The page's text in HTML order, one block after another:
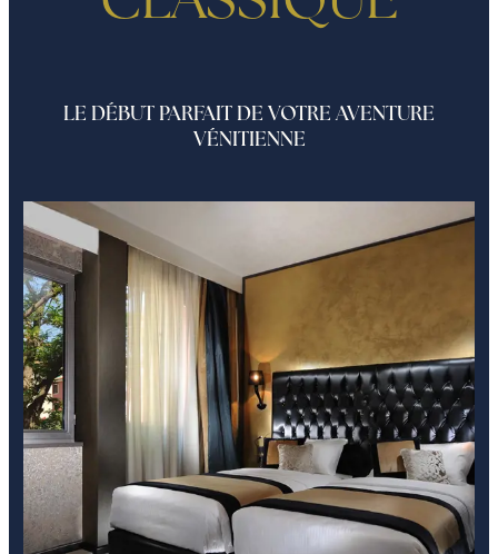
LE DÉBUT PARFAIT DE VOTRE AVENTURE
VÉNITIENNE